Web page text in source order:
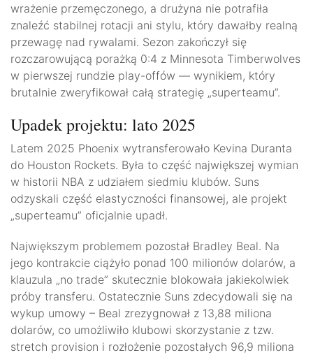
wrażenie przemęczonego, a drużyna nie potrafiła
znaleźć stabilnej rotacji ani stylu, który dawałby realną
przewagę nad rywalami. Sezon zakończył się
rozczarowującą porażką 0:4 z Minnesota Timberwolves
w pierwszej rundzie play-offów — wynikiem, który
brutalnie zweryfikował całą strategię „superteamu”.
Upadek projektu: lato 2025
Latem 2025 Phoenix wytransferowało Kevina Duranta
do Houston Rockets. Była to część największej wymian
w historii NBA z udziałem siedmiu klubów. Suns
odzyskali część elastyczności finansowej, ale projekt
„superteamu” oficjalnie upadł.
Największym problemem pozostał Bradley Beal. Na
jego kontrakcie ciążyło ponad 100 milionów dolarów, a
klauzula „no trade” skutecznie blokowała jakiekolwiek
próby transferu. Ostatecznie Suns zdecydowali się na
wykup umowy – Beal zrezygnował z 13,88 miliona
dolarów, co umożliwiło klubowi skorzystanie z tzw.
stretch provision i rozłożenie pozostałych 96,9 miliona